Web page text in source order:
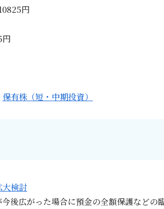
円
保有株（短・中期投資）
大検討
後広がった場合に預金の全額保護などの